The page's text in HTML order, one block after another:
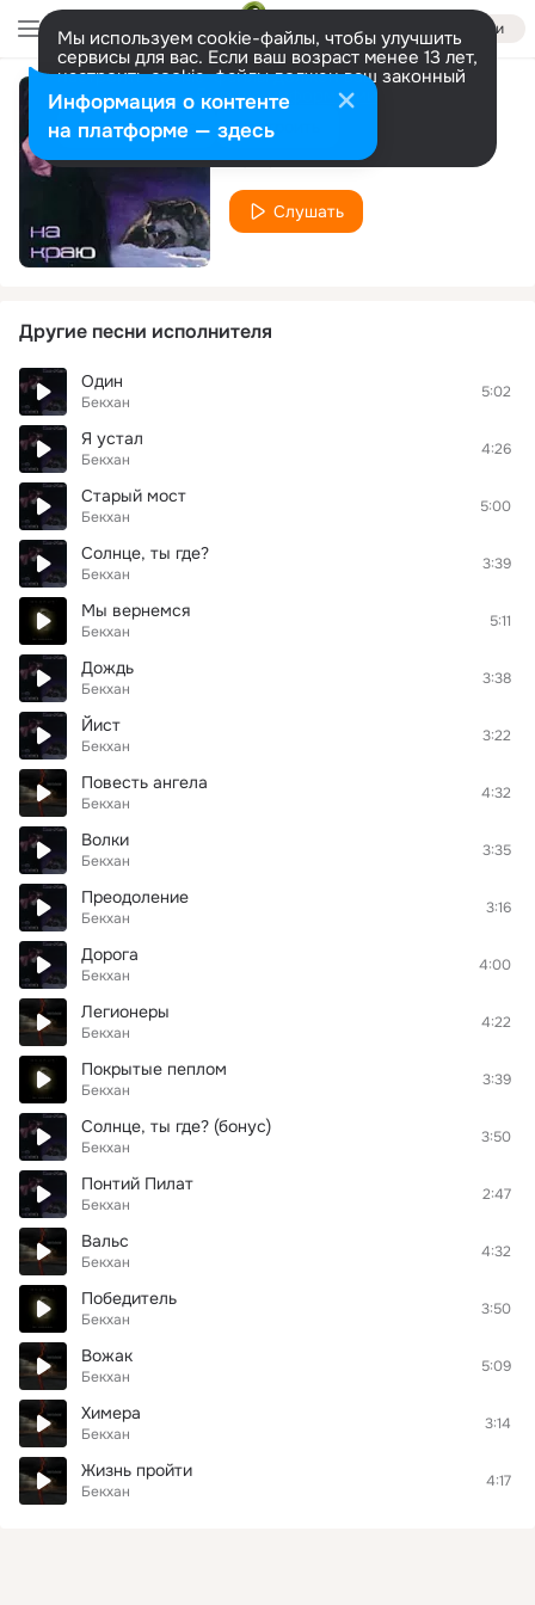
Войти
Мы используем cookie-файлы, чтобы улучшить
сервисы для вас. Если ваш возраст менее 13 лет,
настроить cookie-файлы должен ваш законный
представитель. Больше информации
Разрешить все Настроить
Мой город
Бекхан
Слушать
Другие песни исполнителя
Один
Бекхан
5:02
Я устал
Бекхан
4:26
Старый мост
Бекхан
5:00
Солнце, ты где?
Бекхан
3:39
Мы вернемся
Бекхан
5:11
Дождь
Бекхан
3:38
Йист
Бекхан
3:22
Повесть ангела
Бекхан
4:32
Волки
Бекхан
3:35
Преодоление
Бекхан
3:16
Дорога
Бекхан
4:00
Легионеры
Бекхан
4:22
Покрытые пеплом
Бекхан
3:39
Солнце, ты где? (бонус)
Бекхан
3:50
Понтий Пилат
Бекхан
2:47
Вальс
Бекхан
4:32
Победитель
Бекхан
3:50
Вожак
Бекхан
5:09
Химера
Бекхан
3:14
Жизнь пройти
Бекхан
4:17
Информация о контенте
на платформе — здесь